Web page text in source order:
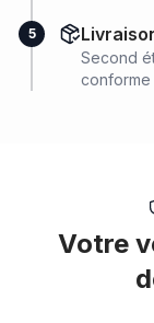
5
Second
conforme
Votre